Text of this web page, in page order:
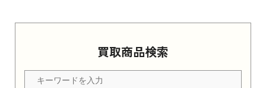
買取商品検索
Apple Watch Series 11 2025 新品買取価格はこ
ちら